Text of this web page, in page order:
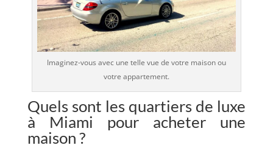
Imaginez-vous avec une telle vue de votre maison ou
votre appartement.
Quels sont les quartiers de luxe
à Miami pour acheter une
maison ?